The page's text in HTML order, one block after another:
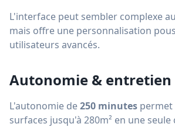
L'interface peut sembler complexe
mais offre une personnalisation
utilisateurs avancés.
Autonomie & entretien
L'autonomie de250 minutes permet
surfaces jusqu'à 280m² en une seule